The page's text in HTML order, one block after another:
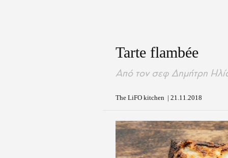
Tarte flambée
Από τον σεφ Δημήτρη
The LiFO kitchen | 21.11.2018